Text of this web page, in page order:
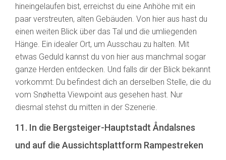
hineingelaufen bist, erreichst du eine Anhöhe mit ein
paar verstreuten, alten Gebäuden. Von hier aus hast du
einen weiten Blick über das Tal und die umliegenden
Hänge. Ein idealer Ort, um Ausschau zu halten. Mit
etwas Geduld kannst du von hier aus manchmal sogar
ganze Herden entdecken. Und falls dir der Blick bekannt
vorkommt: Du befindest dich an derselben Stelle, die du
vom Snøhetta Viewpoint aus gesehen hast. Nur
diesmal stehst du mitten in der Szenerie.
11. In die Bergsteiger-Hauptstadt Åndalsnes
und auf die Aussichtsplattform Rampestreken